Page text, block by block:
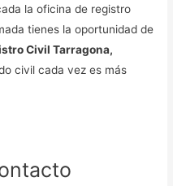
la oficina de registro
tienes la oportunidad de
Civil Tarragona,
civil cada vez es más